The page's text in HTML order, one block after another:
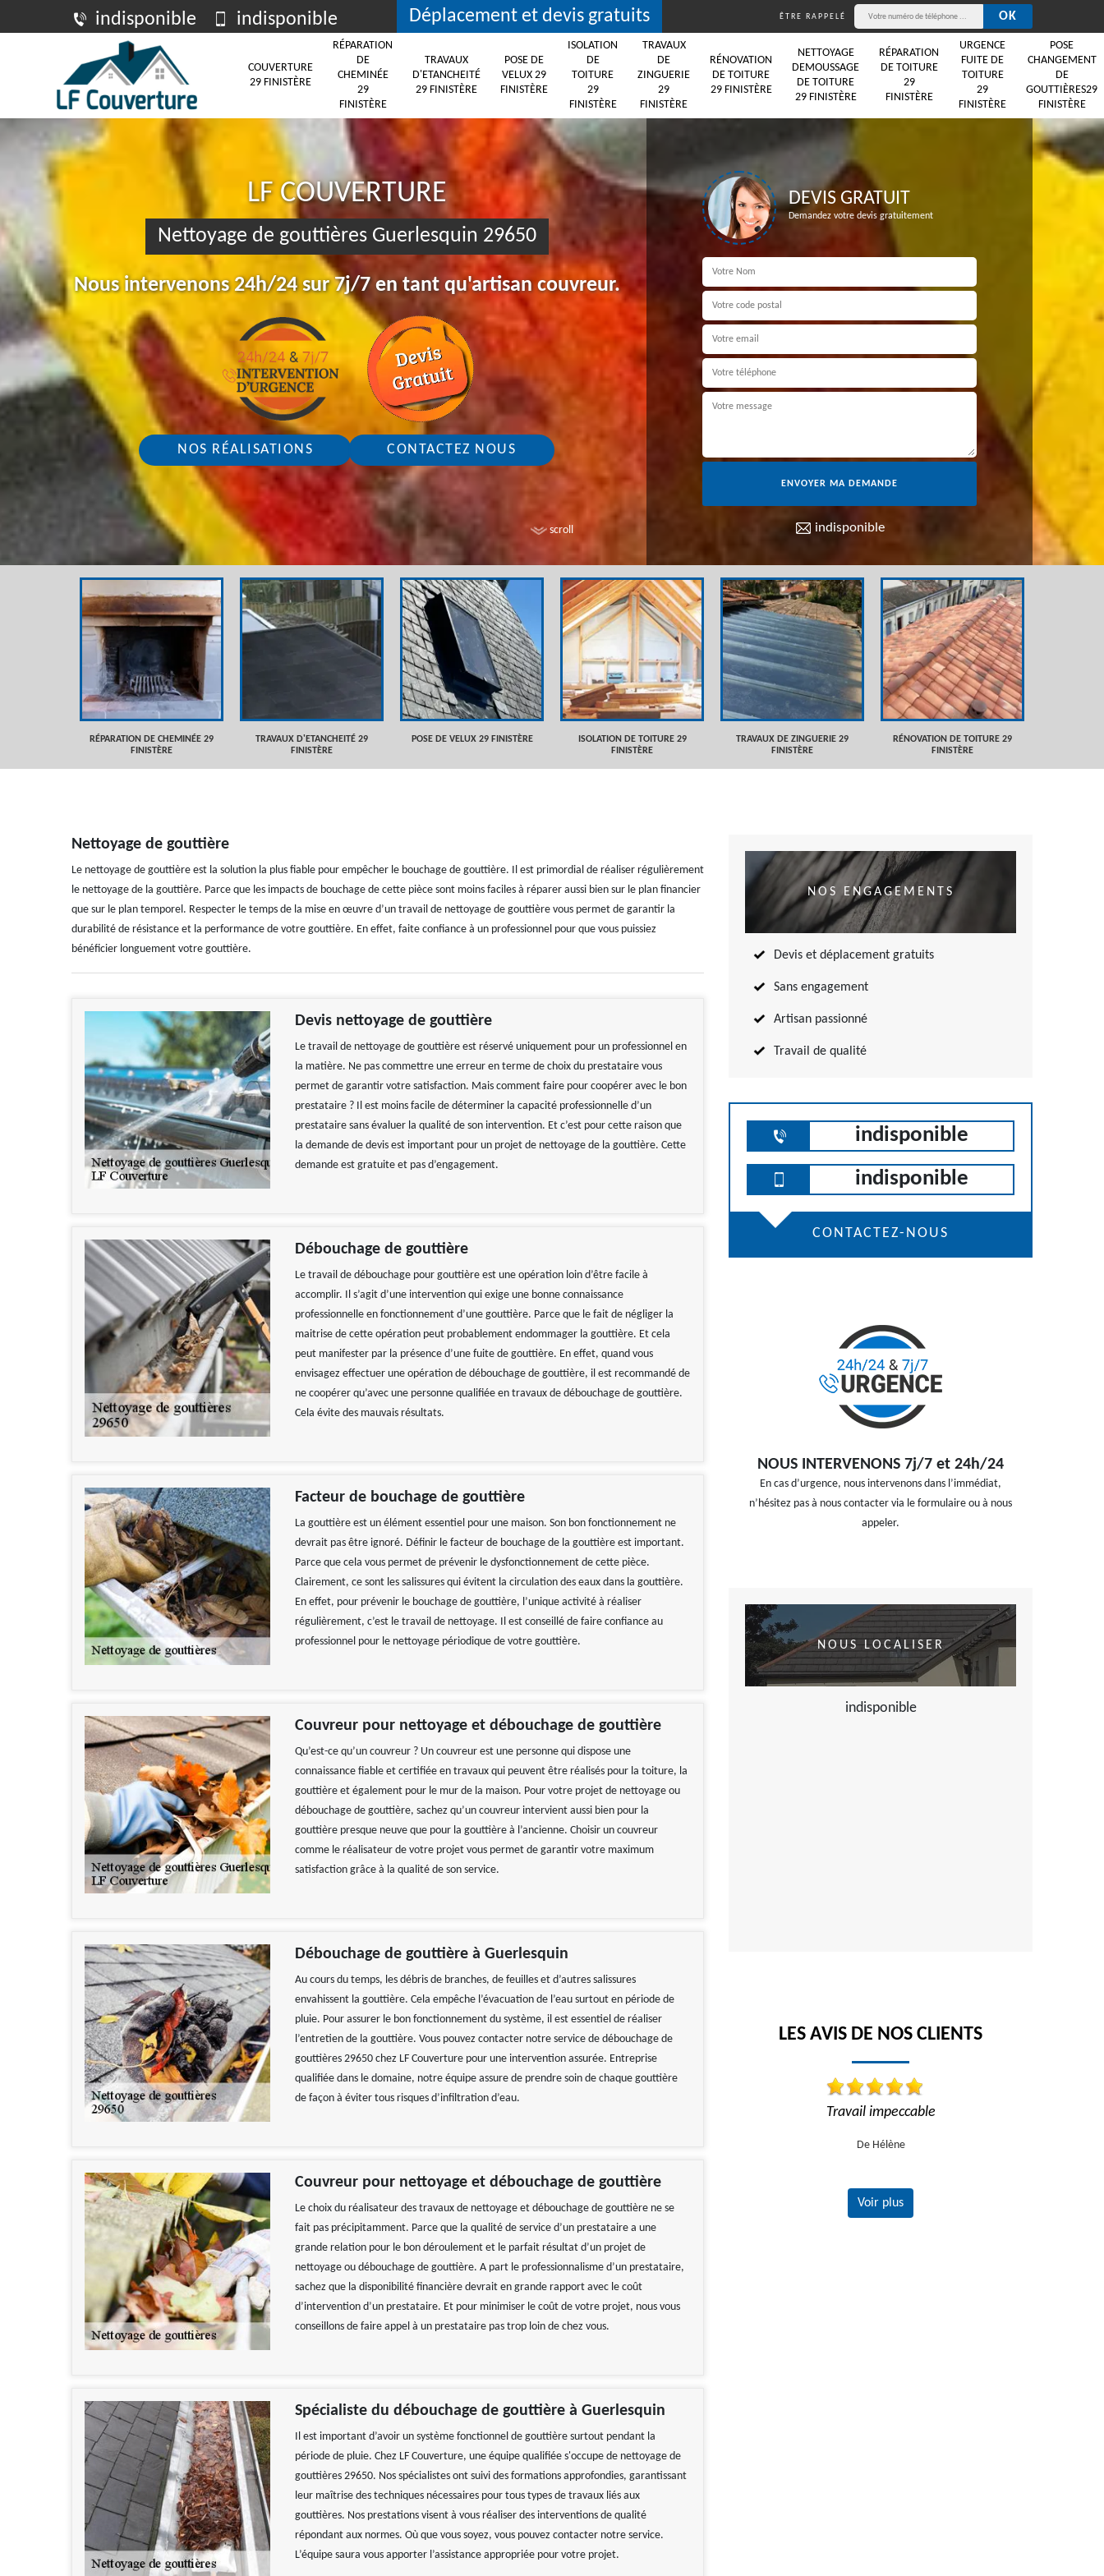
indisponible indisponible Déplacement et devis gratuits ÊTRE RAPPELÉ
COUVERTURE
29 FINISTÈRE
RÉPARATION
DE
CHEMINÉE
29
FINISTÈRE
TRAVAUX
D'ETANCHEITÉ
29 FINISTÈRE
POSE DE
VELUX 29
FINISTÈRE
ISOLATION
DE
TOITURE
29
FINISTÈRE
TRAVAUX
DE
ZINGUERIE
29
FINISTÈRE
RÉNOVATION
DE TOITURE
29 FINISTÈRE
NETTOYAGE
DEMOUSSAGE
DE TOITURE
29 FINISTÈRE
RÉPARATION
DE TOITURE
29
FINISTÈRE
URGENCE
FUITE DE
TOITURE
29
FINISTÈRE
POSE
CHANGEMENT
DE
GOUTTIÈRES29
FINISTÈRE
scroll
LF COUVERTURE
Nettoyage de gouttières Guerlesquin 29650
Nous intervenons 24h/24 sur 7j/7 en tant qu'artisan couvreur.
NOS RÉALISATIONS CONTACTEZ NOUS
DEVIS GRATUIT
Demandez votre devis gratuitement
indisponible
RÉPARATION DE CHEMINÉE 29
FINISTÈRE
TRAVAUX D'ETANCHEITÉ 29
FINISTÈRE
POSE DE VELUX 29 FINISTÈRE
ISOLATION DE TOITURE 29
FINISTÈRE
TRAVAUX DE ZINGUERIE 29
FINISTÈRE
RÉNOVATION DE TOITURE 29
FINISTÈRE
Nettoyage de gouttière
Le nettoyage de gouttière est la solution la plus fiable pour empêcher le bouchage de gouttière. Il est primordial de réaliser régulièrement
le nettoyage de la gouttière. Parce que les impacts de bouchage de cette pièce sont moins faciles à réparer aussi bien sur le plan financier
que sur le plan temporel. Respecter le temps de la mise en œuvre d’un travail de nettoyage de gouttière vous permet de garantir la
durabilité de résistance et la performance de votre gouttière. En effet, faite confiance à un professionnel pour que vous puissiez
bénéficier longuement votre gouttière.
Devis nettoyage de gouttière
Le travail de nettoyage de gouttière est réservé uniquement pour un professionnel en
la matière. Ne pas commettre une erreur en terme de choix du prestataire vous
permet de garantir votre satisfaction. Mais comment faire pour coopérer avec le bon
prestataire ? Il est moins facile de déterminer la capacité professionnelle d’un
prestataire sans évaluer la qualité de son intervention. Et c’est pour cette raison que
la demande de devis est important pour un projet de nettoyage de la gouttière. Cette
demande est gratuite et pas d’engagement.
Débouchage de gouttière
Le travail de débouchage pour gouttière est une opération loin d’être facile à
accomplir. Il s’agit d’une intervention qui exige une bonne connaissance
professionnelle en fonctionnement d’une gouttière. Parce que le fait de négliger la
maitrise de cette opération peut probablement endommager la gouttière. Et cela
peut manifester par la présence d’une fuite de gouttière. En effet, quand vous
envisagez effectuer une opération de débouchage de gouttière, il est recommandé de
ne coopérer qu’avec une personne qualifiée en travaux de débouchage de gouttière.
Cela évite des mauvais résultats.
Facteur de bouchage de gouttière
La gouttière est un élément essentiel pour une maison. Son bon fonctionnement ne
devrait pas être ignoré. Définir le facteur de bouchage de la gouttière est important.
Parce que cela vous permet de prévenir le dysfonctionnement de cette pièce.
Clairement, ce sont les salissures qui évitent la circulation des eaux dans la gouttière.
En effet, pour prévenir le bouchage de gouttière, l’unique activité à réaliser
régulièrement, c’est le travail de nettoyage. Il est conseillé de faire confiance au
professionnel pour le nettoyage périodique de votre gouttière.
Couvreur pour nettoyage et débouchage de gouttière
Qu’est-ce qu’un couvreur ? Un couvreur est une personne qui dispose une
connaissance fiable et certifiée en travaux qui peuvent être réalisés pour la toiture, la
gouttière et également pour le mur de la maison. Pour votre projet de nettoyage ou
débouchage de gouttière, sachez qu’un couvreur intervient aussi bien pour la
gouttière presque neuve que pour la gouttière à l’ancienne. Choisir un couvreur
comme le réalisateur de votre projet vous permet de garantir votre maximum
satisfaction grâce à la qualité de son service.
Débouchage de gouttière à Guerlesquin
Au cours du temps, les débris de branches, de feuilles et d’autres salissures
envahissent la gouttière. Cela empêche l’évacuation de l’eau surtout en période de
pluie. Pour assurer le bon fonctionnement du système, il est essentiel de réaliser
l’entretien de la gouttière. Vous pouvez contacter notre service de débouchage de
gouttières 29650 chez LF Couverture pour une intervention assurée. Entreprise
qualifiée dans le domaine, notre équipe assure de prendre soin de chaque gouttière
de façon à éviter tous risques d’infiltration d’eau.
Couvreur pour nettoyage et débouchage de gouttière
Le choix du réalisateur des travaux de nettoyage et débouchage de gouttière ne se
fait pas précipitamment. Parce que la qualité de service d’un prestataire a une
grande relation pour le bon déroulement et le parfait résultat d’un projet de
nettoyage ou débouchage de gouttière. A part le professionnalisme d’un prestataire,
sachez que la disponibilité financière devrait en grande rapport avec le coût
d’intervention d’un prestataire. Et pour minimiser le coût de votre projet, nous vous
conseillons de faire appel à un prestataire pas trop loin de chez vous.
Spécialiste du débouchage de gouttière à Guerlesquin
Il est important d’avoir un système fonctionnel de gouttière surtout pendant la
période de pluie. Chez LF Couverture, une équipe qualifiée s'occupe de nettoyage de
gouttières 29650. Nos spécialistes ont suivi des formations approfondies, garantissant
leur maîtrise des techniques nécessaires pour tous types de travaux liés aux
gouttières. Nos prestations visent à vous réaliser des interventions de qualité
répondant aux normes. Où que vous soyez, vous pouvez contacter notre service.
L’équipe saura vous apporter l’assistance appropriée pour votre projet.
NOS ENGAGEMENTS
Devis et déplacement gratuits
Sans engagement
Artisan passionné
Travail de qualité
indisponible
indisponible
CONTACTEZ-NOUS
NOUS INTERVENONS 7j/7 et 24h/24
En cas d’urgence, nous intervenons dans l’immédiat,
n’hésitez pas à nous contacter via le formulaire ou à nous
appeler.
NOUS LOCALISER
indisponible
LES AVIS DE NOS CLIENTS
Travail impeccable
De Hélène
Voir plus